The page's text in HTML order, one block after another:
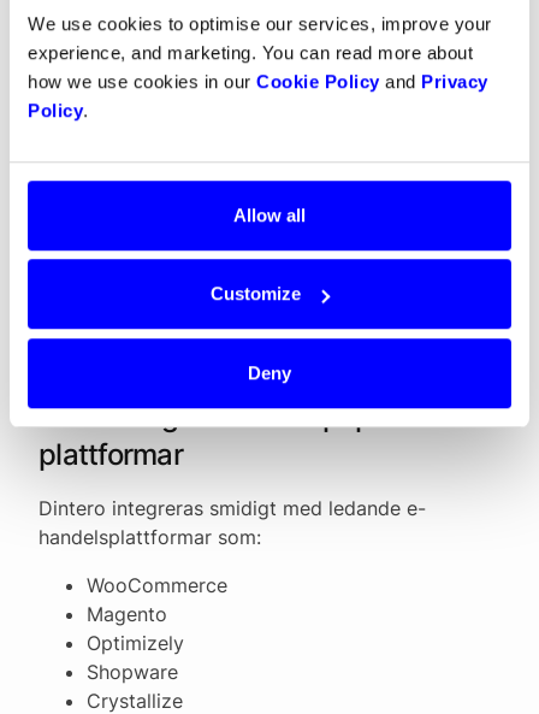
We use cookies to optimise our services, improve your
experience, and marketing. You can read more about
how we use cookies in our Cookie Policy and Privacy
Policy.
Allow all
Customize
Deny
kan du ringa in och prata med enfaktisk
personistället för att chatta med en AI. Vi
finns här för att hjälpa dig att lyckas med din
För maximal flexibilitet erbjuder Dintero också
smidiga APIer som låter dig skräddarsy din
checkout och integrera den sömlöst med din app,
e-handel, plattform, eller marketplace.
Tipps - vill du veta mer om vilka frågor du bör
Enkel integration med populära
plattformar
Dintero integreras smidigt med ledande e-
handelsplattformar som:
WooCommerce
Magento
Optimizely
Shopware
Crystallize